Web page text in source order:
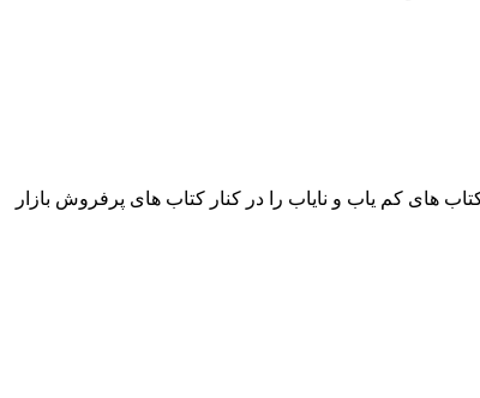
های کم یاب و نایاب را در کنار کتاب های پرفروش بازار